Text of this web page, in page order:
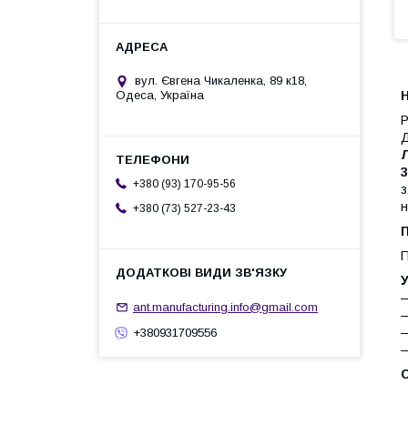
з
вул. Євгена Чикаленка, 89 к18,
Одеса, Україна
+380 (93) 170-95-56
+380 (73) 527-23-43
ant.manufacturing.info@gmail.com
+380931709556